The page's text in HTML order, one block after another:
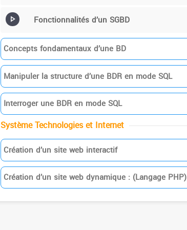
Fonctionnalités d’un SGBD
Concepts fondamentaux d’une BD
Manipuler la structure d’une BDR en mode SQL
Interroger une BDR en mode SQL
Système Technologies et Internet
Création d’un site web interactif
Création d’un site web dynamique : (Langage PHP)